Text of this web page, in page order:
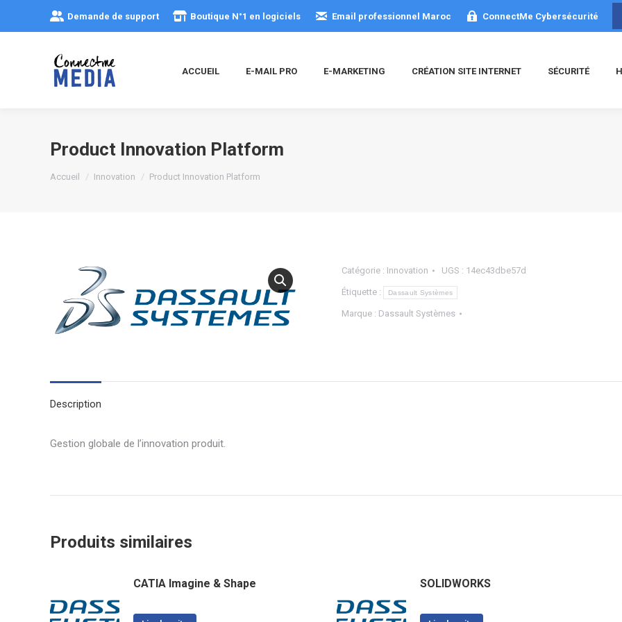
Demande de support Boutique N°1 en logiciels Email professionnel Maroc ConnectMe Cybersécurité
ACCUEIL E-MAIL PRO E-MARKETING CRÉATION SITE INTERNET SÉCURITÉ
Product Innovation Platform
Vous êtes ici :
Accueil Innovation Product Innovation Platform
Catégorie : Innovation UGS : 14ec43dbe57d
Étiquette : Dassault Systèmes
Marque : Dassault Systèmes
Description
Gestion globale de l’innovation produit.
Produits similaires
CATIA Imagine & Shape SOLIDWORKS